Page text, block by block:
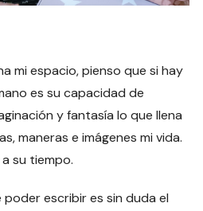
mi espacio, pienso que si hay
es su capacidad de
y fantasía lo que llena
maneras e imágenes mi vida.
su tiempo.
escribir es sin duda el